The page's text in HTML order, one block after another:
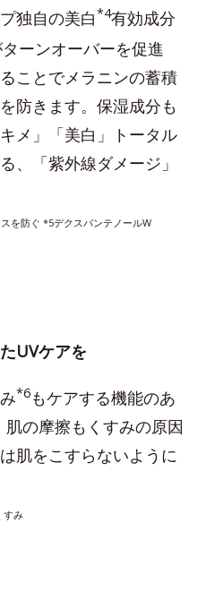
独自の美白*4有効成分
ターンオーバーを促進
ことでメラニンの蓄積
防きます。保湿成分も
メ」「美白」トータル
、「紫外線ダメージ」
を防ぐ *5デクスパンテノールW
UVケアを
*6もケアする機能のあ
の摩擦もくすみの原因
肌をこすらないように
すみ